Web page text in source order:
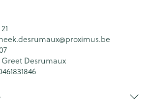
proximus.be
Greet Desrumaux